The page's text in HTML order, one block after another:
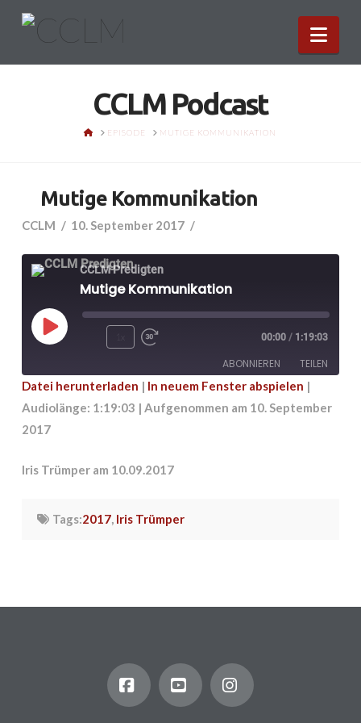
CCLM Podcast
HOMEEPISODE MUTIGE KOMMUNIKATION
Mutige Kommunikation
CCLM 10. September 2017
CCLM Predigten
Mutige Kommunikation
Play
00:00 / 1:19:03
ABONNIEREN TEILEN
TEILEN
EMBED
Datei herunterladen | In neuem Fenster abspielen |
Audiolänge: 1:19:03 | Aufgenommen am 10. September
2017
Iris Trümper am 10.09.2017
Tags:2017, Iris Trümper